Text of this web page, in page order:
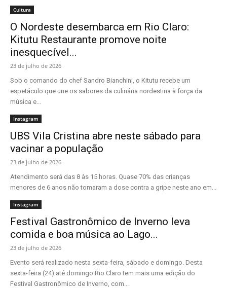
Cultura
O Nordeste desembarca em Rio Claro:
Kitutu Restaurante promove noite
inesquecível...
23 de julho de 2026
Sob o comando do chef Sandro Bianchini, o Kitutu recebe um
espetáculo que une os sabores da culinária nordestina à força da
música e...
Instagram
UBS Vila Cristina abre neste sábado para
vacinar a população
23 de julho de 2026
Atendimento será das 8 às 15 horas. Quase 70% das crianças
menores de 6 anos não tomaram a dose contra a gripe neste ano em...
Instagram
Festival Gastronômico de Inverno leva
comida e boa música ao Lago...
23 de julho de 2026
Evento será realizado nesta sexta-feira, sábado e domingo. Desta
sexta-feira (24) até domingo Rio Claro tem mais uma edição do
Festival Gastronômico de Inverno, com...